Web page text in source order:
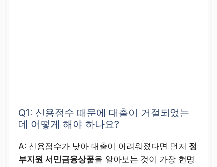
Q1: 신용점수 때문에 대출이 거절되었는
데 어떻게 해야 하나요?
A: 신용점수가 낮아 대출이 어려워졌다면 먼저 정
부지원 서민금융상품을 알아보는 것이 가장 현명